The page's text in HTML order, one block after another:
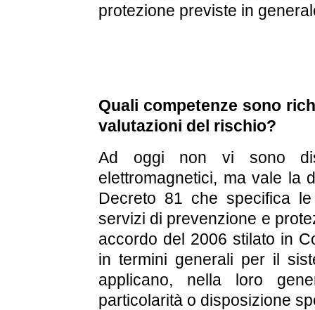
protezione previste in
Quali competenze sono
valutazioni del rischio?
Ad oggi non vi sono
elettromagnetici, ma vale la
Decreto 81 che specifica
servizi di prevenzione e
accordo del 2006 stilato in
in termini generali per il
applicano, nella loro
particolarità o disposizione